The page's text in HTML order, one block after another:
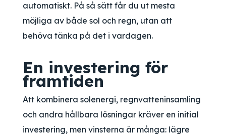
automatiskt. På så sätt får du ut mesta
möjliga av både sol och regn, utan att
behöva tänka på det i vardagen.
En investering för
framtiden
Att kombinera solenergi, regnvatteninsamling
och andra hållbara lösningar kräver en initial
investering, men vinsterna är många: lägre